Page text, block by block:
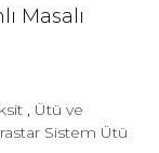
Masalı
, Ütü ve
Sistem Ütü